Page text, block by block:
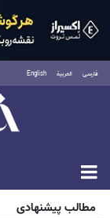
فارسی العربية English
مطالب پیشنهادی